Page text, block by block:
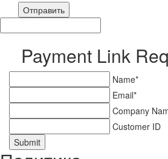
Отправить
Payment Link
Name*
Email*
Company
Customer ID
Submit